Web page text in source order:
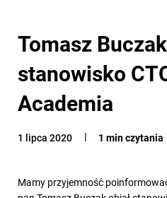
Tomasz
stanowisko
Academia
1 lipca 2020 1 min czytania
Mamy przyjemność